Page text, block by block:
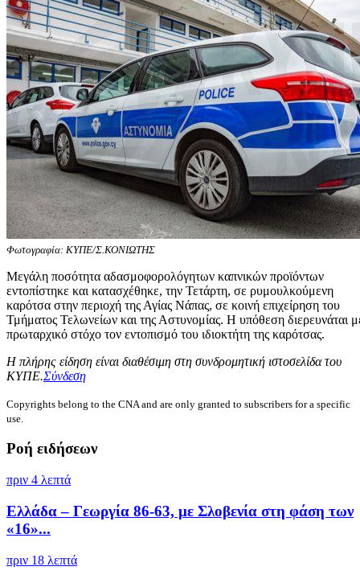
Φωτογραφία: ΚΥΠΕ/Σ.ΚΟΝΙΩΤΗΣ
Μεγάλη ποσότητα αδασμοφορολόγητων καπνικών προϊόντων
εντοπίστηκε και κατασχέθηκε, την Τετάρτη, σε ρυμουλκούμενη
καρότσα στην περιοχή της Αγίας Νάπας, σε κοινή επιχείρηση του
Τμήματος Τελωνείων και της Αστυνομίας. Η υπόθεση διερευνάται
πρωταρχικό στόχο τον εντοπισμό του ιδιοκτήτη της καρότσας.
Η πλήρης είδηση είναι διαθέσιμη στη συνδρομητική ιστοσελίδα του
ΚΥΠΕ.Σύνδεση
Copyrights belong to the CNA and are only granted to subscribers for a specific
use.
Ροή ειδήσεων
πριν 4 λεπτά
Ελλάδα – Γεωργία 86-63, με Σλοβενία στη φάση των
«16»...
πριν 18 λεπτά